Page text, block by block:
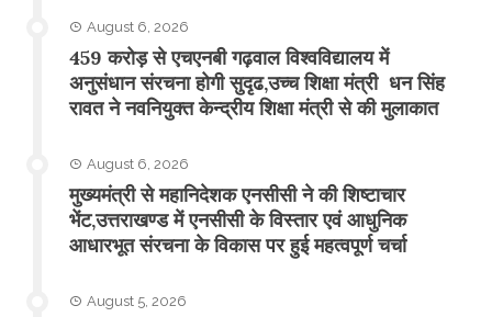
August 6, 2026
459 करोड़ से एचएनबी गढ़वाल विश्वविद्यालय में
अनुसंधान संरचना होगी सुदृढ,उच्च शिक्षा मंत्री धन सिंह
रावत ने नवनियुक्त केन्द्रीय शिक्षा मंत्री से की मुलाकात
August 6, 2026
मुख्यमंत्री से महानिदेशक एनसीसी ने की शिष्टाचार
भेंट,उत्तराखण्ड में एनसीसी के विस्तार एवं आधुनिक
आधारभूत संरचना के विकास पर हुई महत्वपूर्ण चर्चा
August 5, 2026